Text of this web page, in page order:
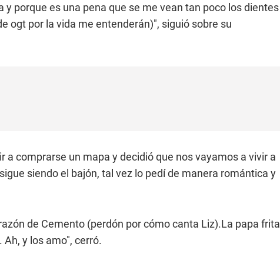
porque es una pena que se me vean tan poco los dientes
ogt por la vida me entenderán)", siguió sobre su
a comprarse un mapa y decidió que nos vayamos a vivir a
siendo el bajón, tal vez lo pedí de manera romántica y
de Cemento (perdón por cómo canta Liz).La papa frita
y los amo", cerró.